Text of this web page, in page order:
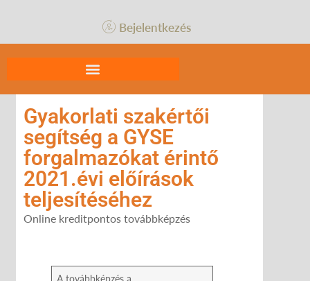
Bejelentkezés
Gyakorlati szakértői
segítség a GYSE
forgalmazókat érintő
2021.évi előírások
teljesítéséhez
Online kreditpontos továbbképzés